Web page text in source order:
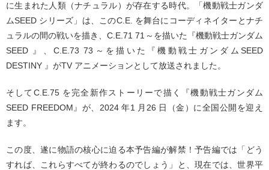
に生まれた人類（ナチュラル）が存在する時代。「機動戦士ガンダ
ムSEED シリーズ」は、このC.E. を舞台にコーディネイターとナチ
ュラルの間の戦いを描き、C.E.71 71～を描いた『機動戦士ガンダム
SEED 』、C.E.73 73～を描いた『機動戦士ガンダムSEED
DESTINY 』がTV アニメーションとして放送されました。
そしてC.E.75 を完全新作ストーリーで描く『機動戦士ガンダム
SEED FREEDOM』が、2024 年1 月26 日（金）に全国公開を迎え
ます。
この度、遂に物語の核心に迫る本予告編が解禁！予告編では「どう
すれば、これらすべてが終わるのでしょう」と、現在では、世界平